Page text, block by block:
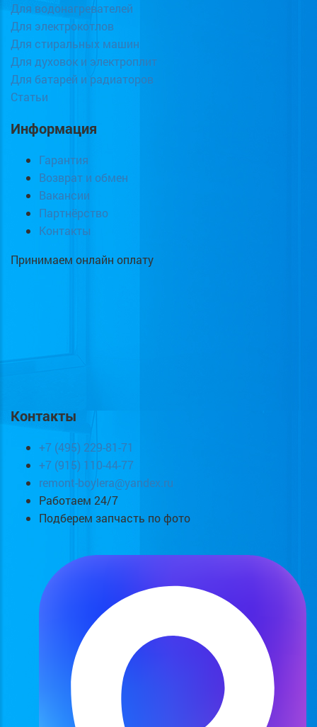
Для водонагревателей
Для электрокотлов
Для стиральных машин
Для духовок и электроплит
Для батарей и радиаторов
Статьи
Информация
Гарантия
Возврат и обмен
Вакансии
Партнёрство
Контакты
Принимаем онлайн оплату
Контакты
+7 (495) 229-81-71
+7 (915) 110-44-77
remont-boylera@yandex.ru
Работаем 24/7
Подберем запчасть по фото